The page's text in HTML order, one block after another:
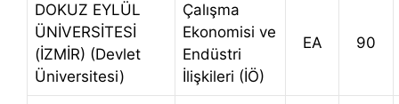
DOKUZ EYLÜL
ÜNİVERSİTESİ
(İZMİR) (Devlet
Üniversitesi)
Çalışma
Ekonomisi ve
Endüstri
İlişkileri (İÖ)
EA 90